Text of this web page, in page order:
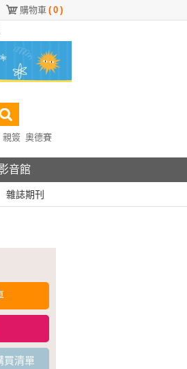
購物車 ( 0 )
親簽 奧德賽
音館
雜誌期刊
買清單